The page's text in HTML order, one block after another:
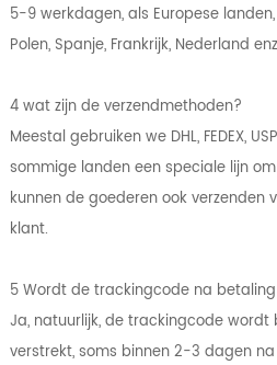
5-9 werkdagen, als Europese
Polen, Spanje, Frankrijk, Nederland
4 wat zijn de verzendmethoden?
Meestal gebruiken we DHL, FEDEX,
sommige landen een speciale lijn
kunnen de goederen ook verzenden
klant.
5 Wordt de trackingcode na
Ja, natuurlijk, de trackingcode
verstrekt, soms binnen 2-3 dagen